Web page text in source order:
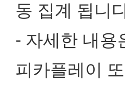
동 집계 됩니
- 자세한 내용
피카플레이